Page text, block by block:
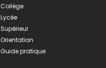
Collège
Lycée
Supérieur
Orientation
Guide pratique